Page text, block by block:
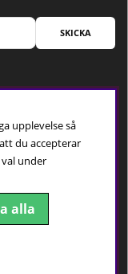
SKICKA
upplevelse så
du accepterar
under
alla